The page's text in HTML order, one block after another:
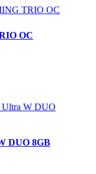
OC
DUO 8GB